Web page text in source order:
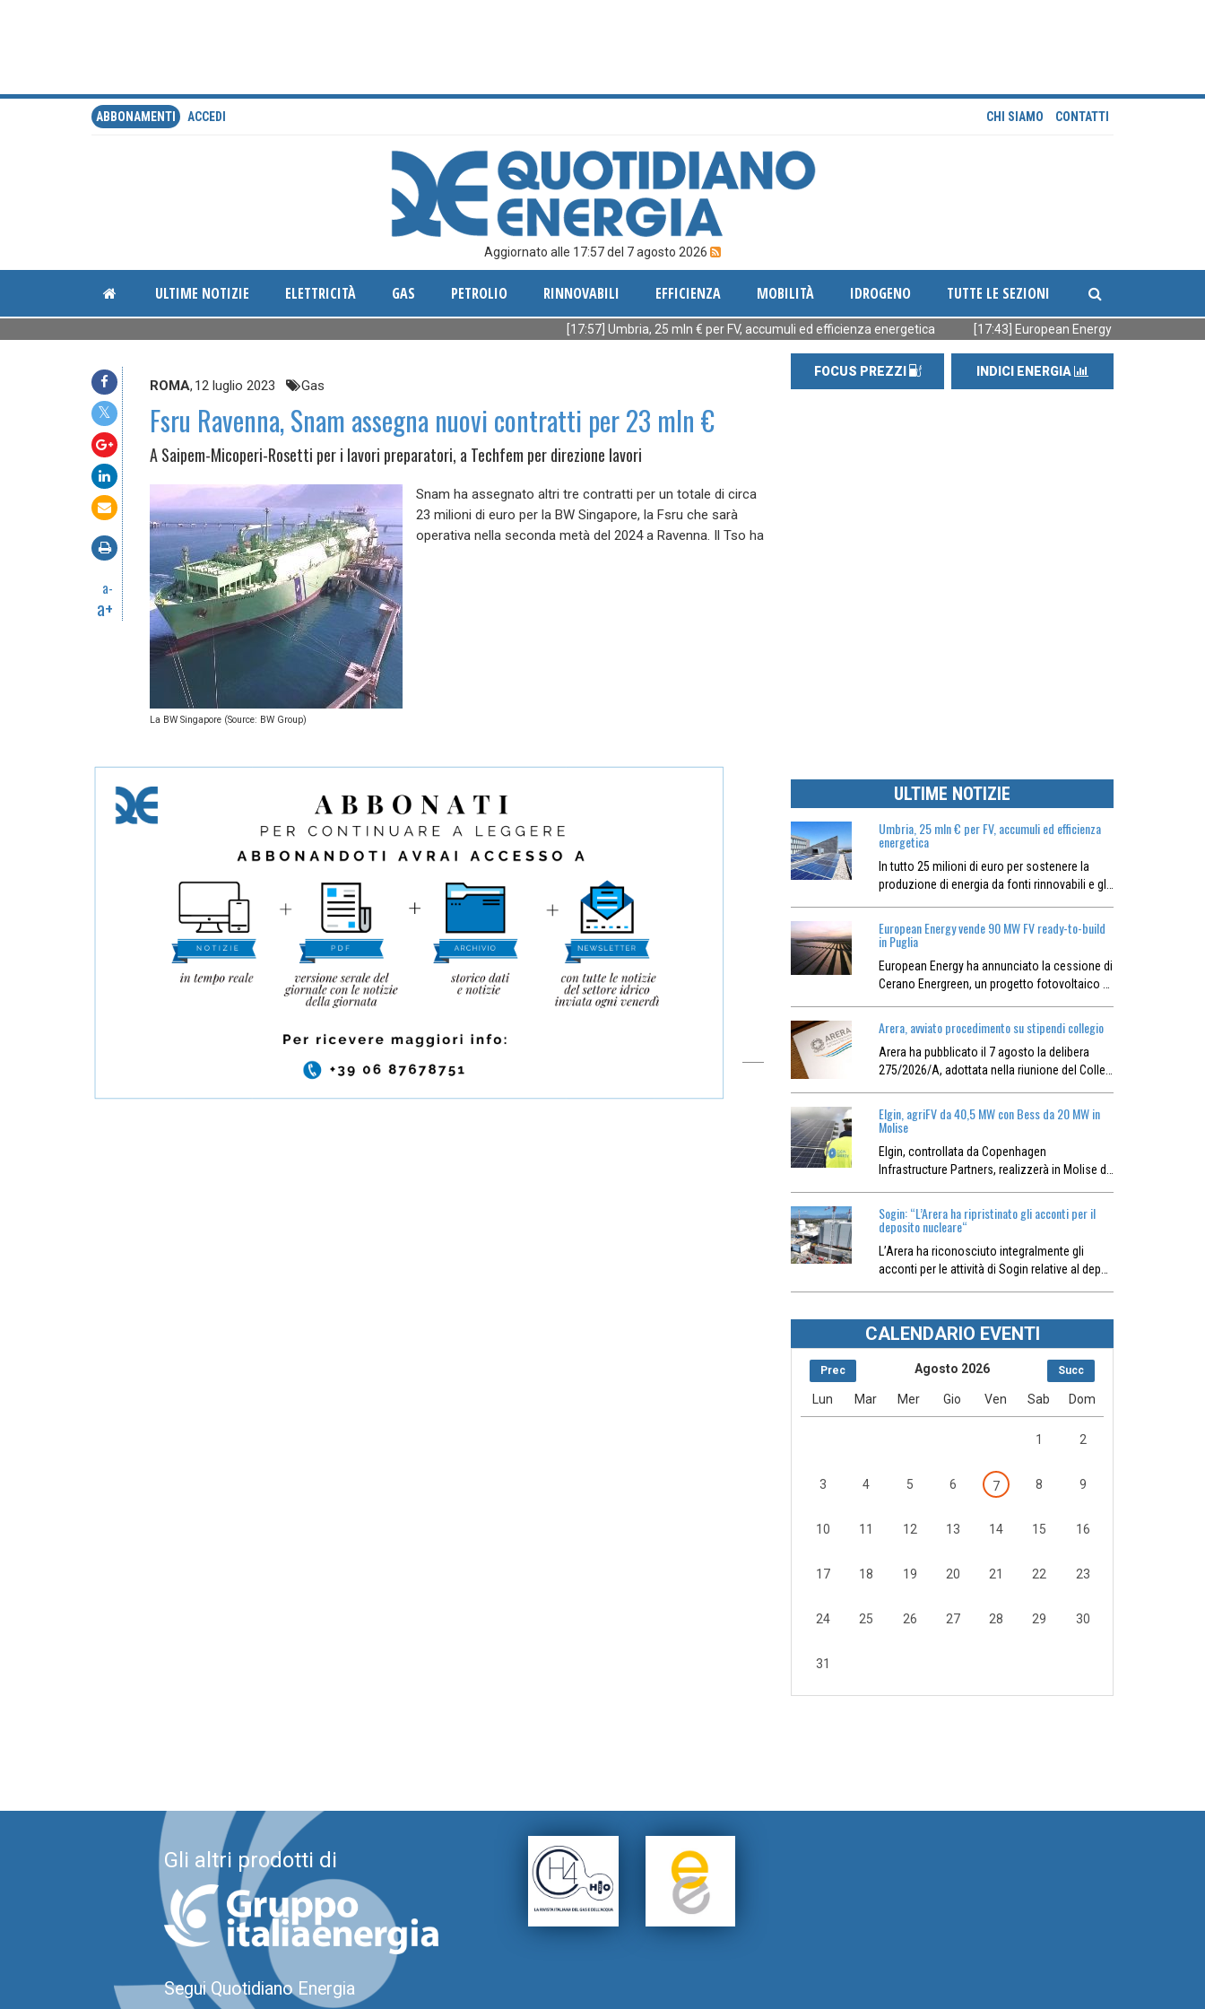
ABBONAMENTI ACCEDI CHI SIAMO CONTATTI
Aggiornato alle 17:57 del 7 agosto 2026
ULTIME NOTIZIE ELETTRICITÀ GAS PETROLIO RINNOVABILI EFFICIENZA MOBILITÀ IDROGENO TUTTE LE SEZIONI
[17:57] Umbria, 25 mln € per FV, accumuli ed efficienza energetica [17:43] European Energy vende 90 MW FV
a-
a+
ROMA, 12 luglio 2023 Gas
Fsru Ravenna, Snam assegna nuovi contratti per 23 mln €
A Saipem-Micoperi-Rosetti per i lavori preparatori, a Techfem per direzione lavori
La BW Singapore (Source: BW Group)
Snam ha assegnato altri tre contratti per un totale di circa
23 milioni di euro per la BW Singapore, la Fsru che sarà
operativa nella seconda metà del 2024 a Ravenna. Il Tso ha
FOCUS PREZZI INDICI ENERGIA
ULTIME NOTIZIE
Umbria, 25 mln € per FV, accumuli ed efficienza
energetica
In tutto 25 milioni di euro per sostenere la
produzione di energia da fonti rinnovabili e gl…
European Energy vende 90 MW FV ready-to-build
in Puglia
European Energy ha annunciato la cessione di
Cerano Energreen, un progetto fotovoltaico …
Arera, avviato procedimento su stipendi collegio
Arera ha pubblicato il 7 agosto la delibera
275/2026/A, adottata nella riunione del Colle…
Elgin, agriFV da 40,5 MW con Bess da 20 MW in
Molise
Elgin, controllata da Copenhagen
Infrastructure Partners, realizzerà in Molise d…
Sogin: “L’Arera ha ripristinato gli acconti per il
deposito nucleare“
L’Arera ha riconosciuto integralmente gli
acconti per le attività di Sogin relative al dep…
CALENDARIO EVENTI
Prec Succ
Agosto 2026
Lun Mar Mer Gio Ven Sab Dom
1 2
3 4 5 6 7 8 9
10 11 12 13 14 15 16
17 18 19 20 21 22 23
24 25 26 27 28 29 30
31
Gli altri prodotti di
Segui Quotidiano Energia